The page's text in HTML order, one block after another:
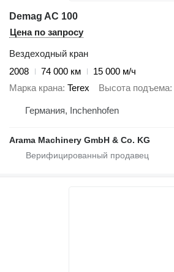
Demag AC 100
Цена по запросу
Вездеходный кран
2008
74 000 км
15 000 м/ч
Марка крана Terex Высота подъема
Германия, Inchenhofen
Arama Machinery GmbH & Co. KG